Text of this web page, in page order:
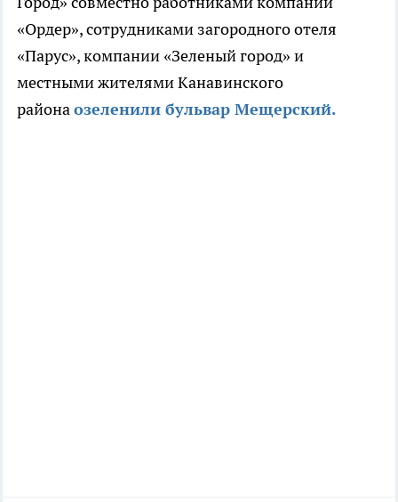
«Ордер», сотрудниками загородного отеля
«Парус», компании «Зеленый город» и
местными жителями Канавинского
районаозеленили бульвар Мещерский.